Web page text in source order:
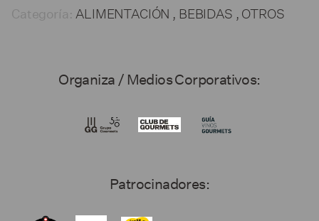
Categoría: ALIMENTACIÓN , BEBIDAS , OTROS
Organiza / Medios Corporativos:
Patrocinadores: